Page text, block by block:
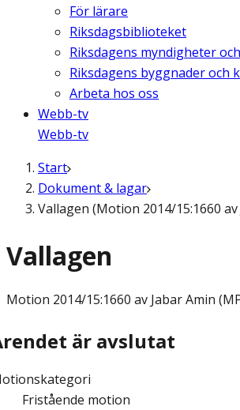
För lärare
Riksdagsbiblioteket
Riksdagens myndigheter
Riksdagens byggnader och
Arbeta hos oss
Webb-tv
Webb-tv
Start
Dokument & lagar
Vallagen (Motion 2014/15:1660 av
Vallagen
Motion 2014/15:1660 av Jabar Amin
är avslutat
Fristående motion